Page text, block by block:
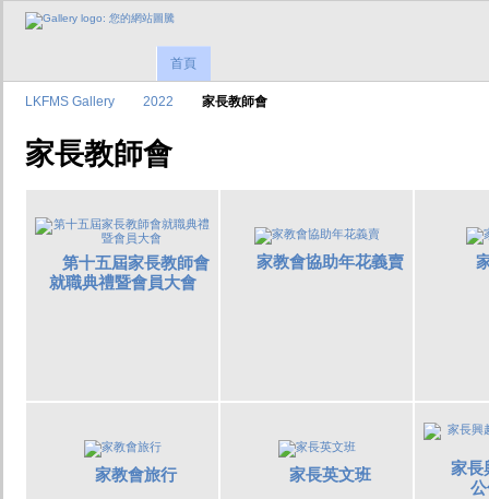
首頁
LKFMS Gallery 2022 家長教師會
家長教師會
第十五屆家長教師會
就職典禮暨會員大會
家教會協助年花義賣
家教會旅行 家長英文班
家長